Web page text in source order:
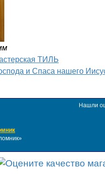
ТИЛЬ
и Спаса нашего
Нашли